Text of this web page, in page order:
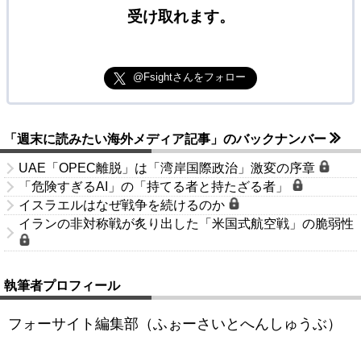
受け取れます。
@Fsightさんをフォロー
「週末に読みたい海外メディア記事」のバックナンバー
UAE「OPEC離脱」は「湾岸国際政治」激変の序章
「危険すぎるAI」の「持てる者と持たざる者」
イスラエルはなぜ戦争を続けるのか
イランの非対称戦が炙り出した「米国式航空戦」の脆弱性
執筆者プロフィール
フォーサイト編集部（ふぉーさいとへんしゅうぶ）